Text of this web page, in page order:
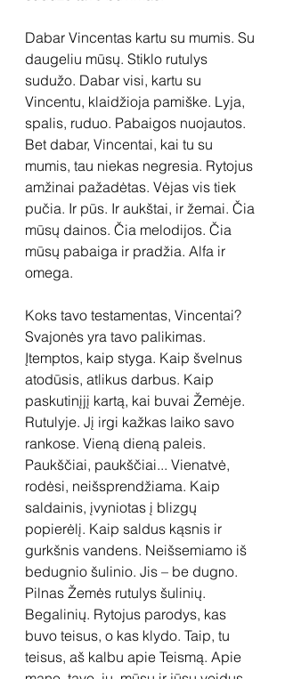
Dabar Vincentas kartu su mumis. Su
daugeliu mūsų. Stiklo rutulys
sudužo. Dabar visi, kartu su
Vincentu, klaidžioja pamiške. Lyja,
spalis, ruduo. Pabaigos nuojautos.
Bet dabar, Vincentai, kai tu su
mumis, tau niekas negresia. Rytojus
amžinai pažadėtas. Vėjas vis tiek
pučia. Ir pūs. Ir aukštai, ir žemai. Čia
mūsų dainos. Čia melodijos. Čia
mūsų pabaiga ir pradžia. Alfa ir
omega.
Koks tavo testamentas, Vincentai?
Svajonės yra tavo palikimas.
Įtemptos, kaip styga. Kaip švelnus
atodūsis, atlikus darbus. Kaip
paskutinįjį kartą, kai buvai Žemėje.
Rutulyje. Jį irgi kažkas laiko savo
rankose. Vieną dieną paleis.
Paukščiai, paukščiai... Vienatvė,
rodėsi, neišsprendžiama. Kaip
saldainis, įvyniotas į blizgų
popierėlį. Kaip saldus kąsnis ir
gurkšnis vandens. Neišsemiamo iš
bedugnio šulinio. Jis – be dugno.
Pilnas Žemės rutulys šulinių.
Begalinių. Rytojus parodys, kas
buvo teisus, o kas klydo. Taip, tu
teisus, aš kalbu apie Teismą. Apie